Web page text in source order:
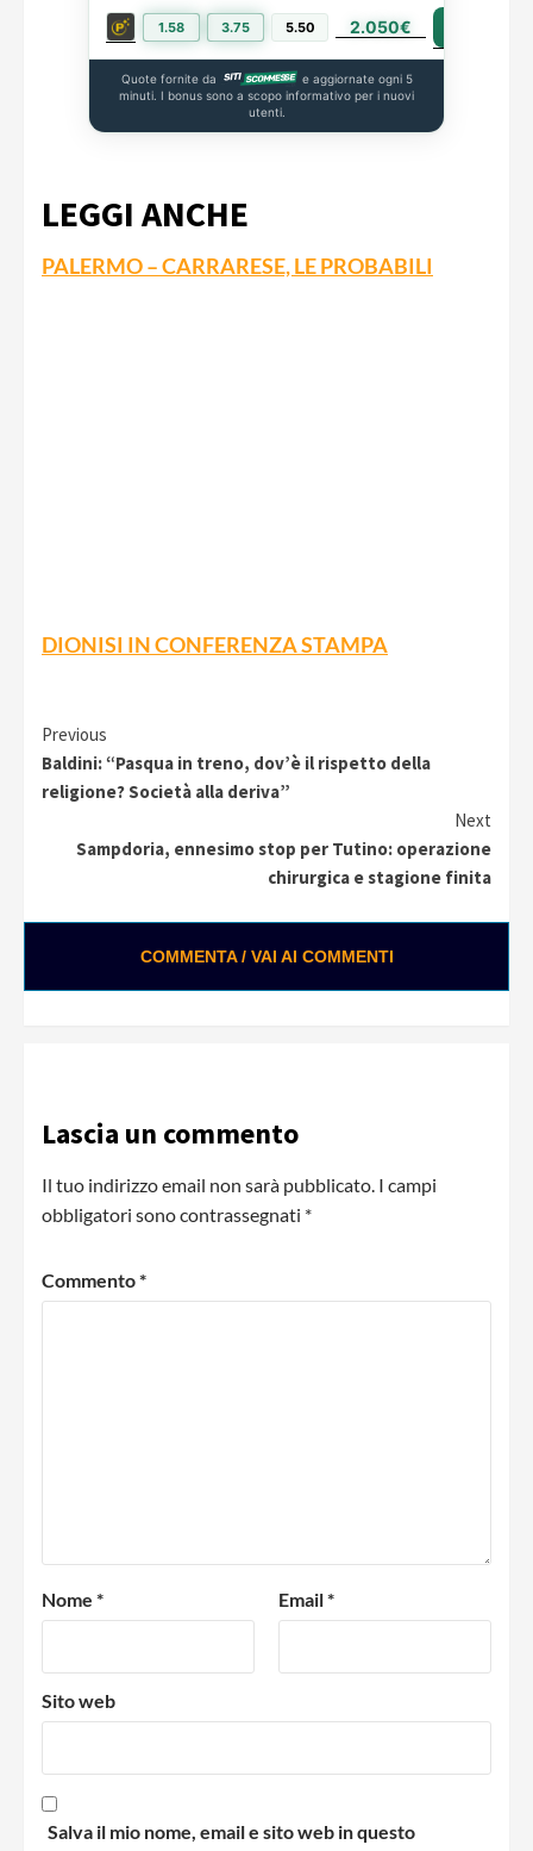
1.58 3.75 5.50 2.050€
Quote fornite da
e aggiornate ogni 5
minuti. I bonus sono a scopo informativo per i nuovi
utenti.
LEGGI ANCHE
PALERMO – CARRARESE, LE PROBABILI
DIONISI IN CONFERENZA STAMPA
Continue
Reading
Previous
Baldini: “Pasqua in treno, dov’è il rispetto della
religione? Società alla deriva”
Next
Sampdoria, ennesimo stop per Tutino: operazione
chirurgica e stagione finita
COMMENTA / VAI AI COMMENTI
Lascia un commento
Il tuo indirizzo email non sarà pubblicato. I campi
obbligatori sono contrassegnati *
Commento*
Nome * Email*
Sito web
Salva il mio nome, email e sito web in questo